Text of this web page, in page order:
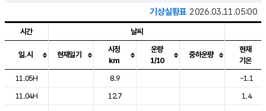
기상실황표 2026.03.11.05:00
도시별 기상실황표로 지점, 날씨, 기온, 강수, 바람, 기압등을 안내한 표입
시간 날씨
일.시 현재일기
시정
km
운량
1/10
중하운량
현재
기온
11.05H
8.9
-1.1
11.04H
12.7
1.4